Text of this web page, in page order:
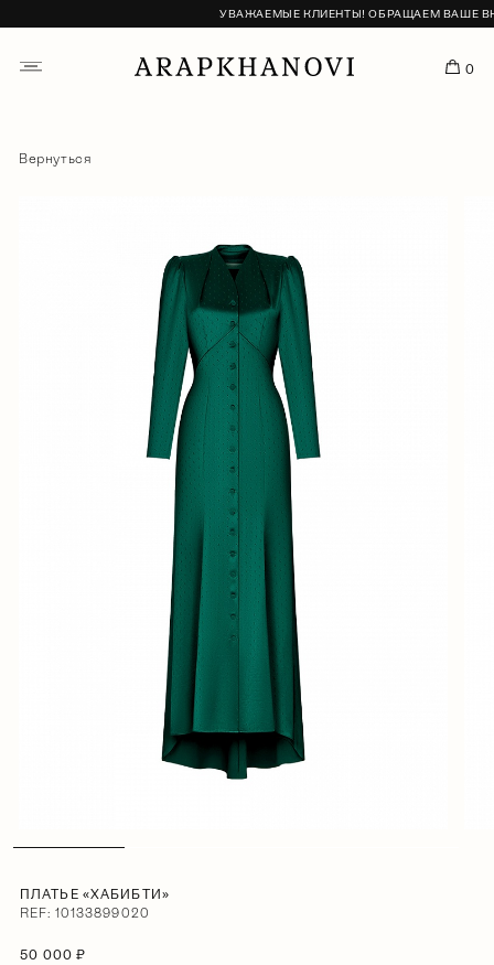
УВАЖАЕМЫЕ КЛИЕНТЫ! ОБРАЩАЕМ ВАШЕ
0
Вернуться
ПЛАТЬЕ «ХАБИБТИ»
REF: 10133899020
50 000 ₽